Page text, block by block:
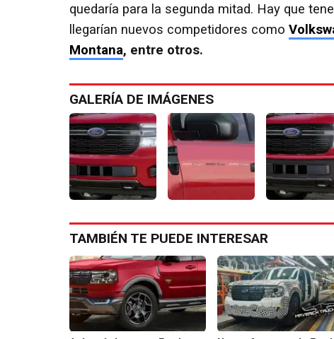
quedaría para la segunda mitad. Hay que
llegarían nuevos competidores como
Montana, entre otros.
GALERÍA DE IMÁGENES
TAMBIÉN TE PUEDE INTERESAR